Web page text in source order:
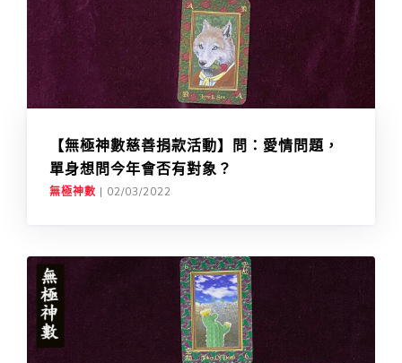
【無極神數慈善捐款活動】問：愛情問題，
單身想問今年會否有對象？
無極神數 | 02/03/2022